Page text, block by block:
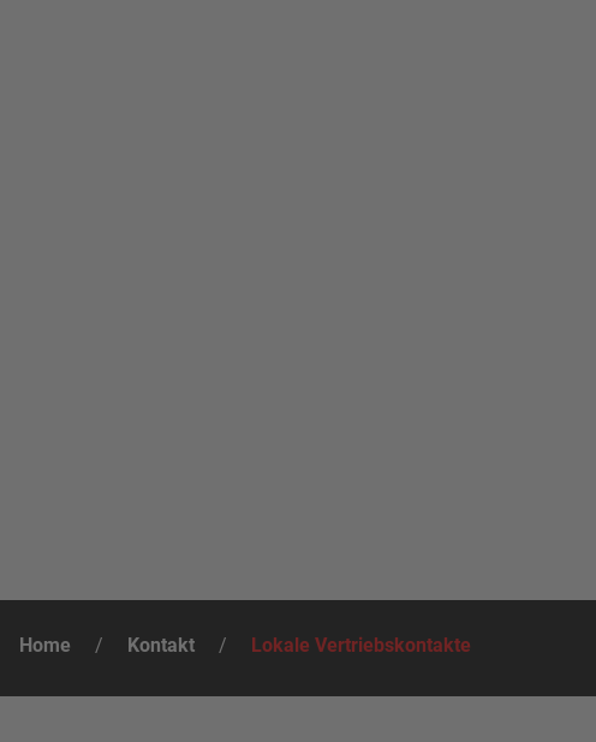
Home / Kontakt / Lokale Vertriebskontakte